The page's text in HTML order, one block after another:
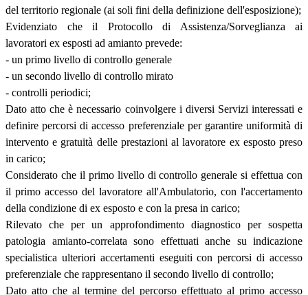
del territorio regionale (ai soli fini della definizione dell'esposizione);
Evidenziato che il Protocollo di Assistenza/Sorveglianza ai
lavoratori ex esposti ad amianto prevede:
- un primo livello di controllo generale
- un secondo livello di controllo mirato
- controlli periodici;
Dato atto che è necessario coinvolgere i diversi Servizi interessati e
definire percorsi di accesso preferenziale per garantire uniformità di
intervento e gratuità delle prestazioni al lavoratore ex esposto preso
in carico;
Considerato che il primo livello di controllo generale si effettua con
il primo accesso del lavoratore all'Ambulatorio, con l'accertamento
della condizione di ex esposto e con la presa in carico;
Rilevato che per un approfondimento diagnostico per sospetta
patologia amianto-correlata sono effettuati anche su indicazione
specialistica ulteriori accertamenti eseguiti con percorsi di accesso
preferenziale che rappresentano il secondo livello di controllo;
Dato atto che al termine del percorso effettuato al primo accesso